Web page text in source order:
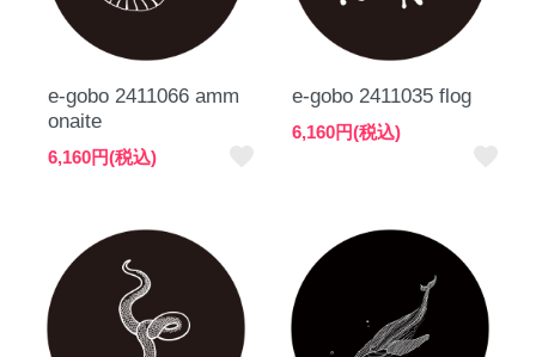
e-gobo 2411066 amm
onaite
6,160円(税込)
e-gobo 2411035 flog
6,160円(税込)